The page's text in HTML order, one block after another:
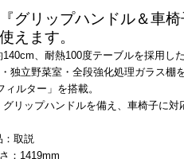
グリップハンドル＆車
えます。
、耐熱100度テーブルを採用し
独立野菜室・全段強化処理ガラス棚
ルター」を搭載。
リップハンドルを備え、車椅子に対
取説
：1419mm